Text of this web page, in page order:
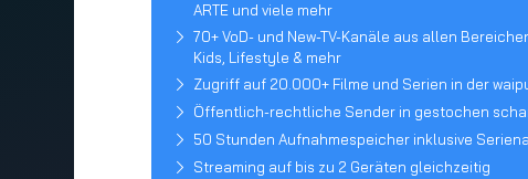
ARTE und viele mehr
70+ VoD- und New-TV-Kanäle aus allen
Kids, Lifestyle & mehr
Zugriff auf 20.000+ Filme und Serien in der
Öffentlich-rechtliche Sender in gestochen
50 Stunden Aufnahmespeicher inklusive
Streaming auf bis zu 2 Geräten gleichzeitig